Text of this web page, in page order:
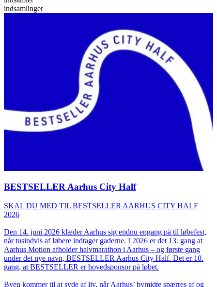
indsamlinger
BESTSELLER Aarhus City Half
SKAL DU MED TIL BESTSELLER AARHUS CITY HALF
2026
Den 14. juni 2026 klæder Aarhus sig endnu engang på til løbefest,
når tusindvis af løbere indtager gaderne. I 2026 er det 13. gang at
Aarhus Motion afholder halvmarathon i Aarhus – og første gang
under det nye navn, BESTSELLER Aarhus City Half. Det er 10.
gang, at BESTSELLER er hovedsponsor på løbet.
Byen kommer til at syde af liv, når Aarhus’ bymidte spærres af og